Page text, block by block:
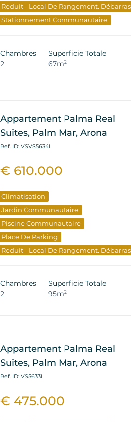
Reduit - Local De Rangement. Débarras
Stationnement Communautaire
Chambres
2
Superficie Totale
67m2
Appartement Palma Real
Suites, Palm Mar, Arona
Ref. ID: VSVS5634I
€ 610.000
Climatisation
Jardin Communautaire
Piscine Communautaire
Place De Parking
Reduit - Local De Rangement. Débarras
L'immobilier D'élite
Chambres
2
Superficie Totale
95m2
Appartement Palma Real
Suites, Palm Mar, Arona
Ref. ID: VS5633I
€ 475.000